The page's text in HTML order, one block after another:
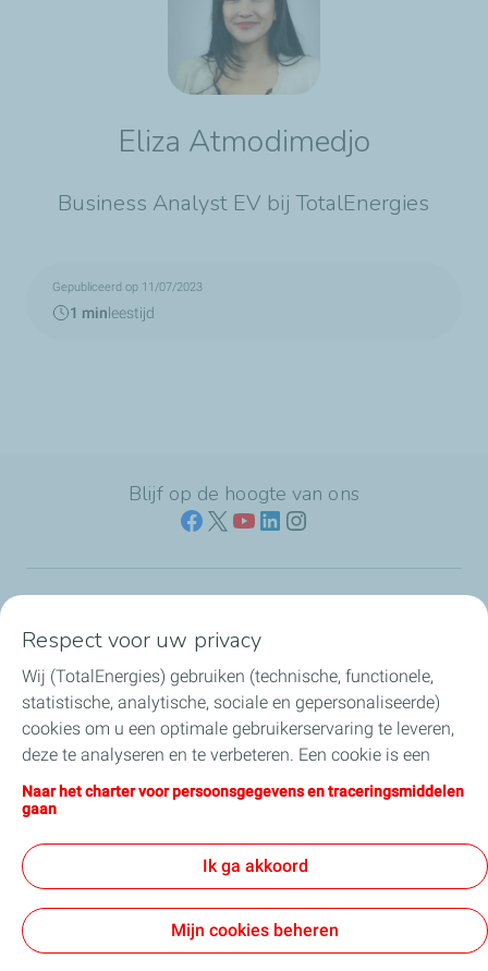
Eliza Atmodimedjo
Business Analyst EV bij TotalEnergies
Gepubliceerd op 11/07/2023
1 minleestijd
Blijf op de hoogte van ons
Producten & services
Koolstofarme brandstoffen
Direct regelen & contact
Over TotalEnergies
Respect voor uw privacy
Wij (TotalEnergies) gebruiken (technische, functionele,
statistische, analytische, sociale en gepersonaliseerde)
cookies om u een optimale gebruikerservaring te leveren,
deze te analyseren en te verbeteren. Een cookie is een
klein tekstbestand dat bij het eerste bezoek aan een
website wordt opgeslagen in de browser van het toestel
instellingen op elk moment wijzigen door op “Mijn
Cookies beheren” te klikken. Door op de knop "Ik ga
akkoord" te klikken, stemt u in met de installatie van alle
cookies. Door op de knop "Ik weiger" te klikken weigert u
Naar het charter voor persoonsgegevens en traceringsmiddelen
gaan
Ik ga akkoord
Mijn cookies beheren